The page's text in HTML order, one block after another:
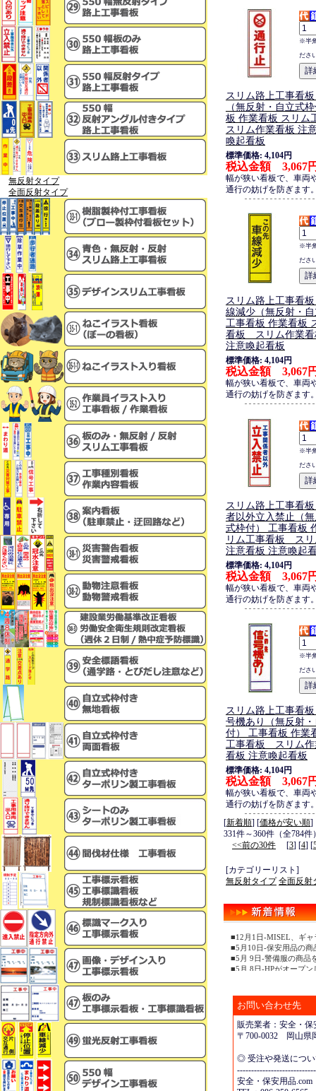
無反射タイプ
全面反射タイプ
※半
ださ
スリム路上工事看
（無反射・自立式
板 作業看板 スリ
スリム作業看板 注
喚起看板
標準価格: 4,104円
税込金額 3,067
幅が狭い看板で、車両
通行の妨げを防ぎます
※半
ださ
スリム路上工事看
線減少（無反射・
工事看板 作業看板
看板 スリム作業看
注意喚起看板
標準価格: 4,104円
税込金額 3,067
幅が狭い看板で、車両
通行の妨げを防ぎます
※半
ださ
スリム路上工事看
者以外立入禁止（
式枠付） 工事看板
リム工事看板 スリ
注意看板 注意喚起
標準価格: 4,104円
税込金額 3,067
幅が狭い看板で、車両
通行の妨げを防ぎます
※半
ださ
スリム路上工事看
号機あり（無反射
付） 工事看板 作業
工事看板 スリム作
看板 注意喚起看板
標準価格: 4,104円
税込金額 3,067
幅が狭い看板で、車両
通行の妨げを防ぎます
[新着順] [価格が安い順]
331件～360件（全784件
<<前の30件 [3] [4] [
[カテゴリーリスト]
無反射タイプ 全面反射
■12月1日-MISEL、ギ
■5月10日-保安用品の商
■5月 9日-警備服の商品
■5月 8日-HPがオープン
お問い合わせ先
販売業者：安全・保
〒700-0032 岡山県
◎ 受注や発送につ
安全・保安用品.com